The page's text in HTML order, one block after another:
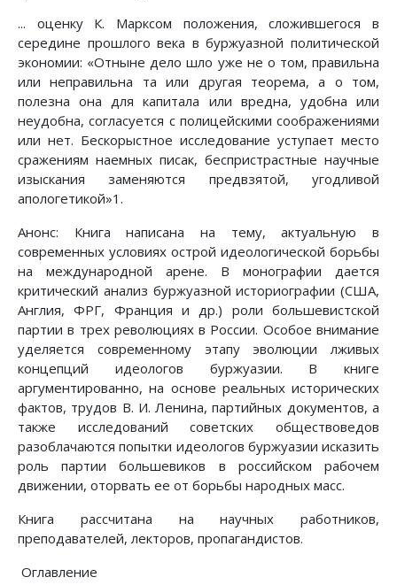
... оценку К. Марксом положения, сложившегося в
середине прошлого века в буржуазной политической
экономии: «Отныне дело шло уже не о том, правильна
или неправильна та или другая теорема, а о том,
полезна она для капитала или вредна, удобна или
неудобна, согласуется с полицейскими соображениями
или нет. Бескорыстное исследование уступает место
сражениям наемных писак, беспристрастные научные
изыскания заменяются предвзятой, угодливой
апологетикой»1.
Анонс: Книга написана на тему, актуальную в
современных условиях острой идеологической борьбы
на международной арене. В монографии дается
критический анализ буржуазной историографии (США,
Англия, ФРГ, Франция и др.) роли большевистской
партии в трех революциях в России. Особое внимание
уделяется современному этапу эволюции лживых
концепций идеологов буржуазии. В книге
аргументированно, на основе реальных исторических
фактов, трудов В. И. Ленина, партийных документов, а
также исследований советских обществоведов
разоблачаются попытки идеологов буржуазии исказить
роль партии большевиков в российском рабочем
движении, оторвать ее от борьбы народных масс.
Книга рассчитана на научных работников,
преподавателей, лекторов, пропагандистов.
Оглавление